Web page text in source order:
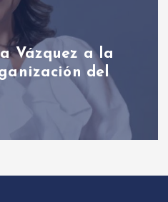
participa en
2036 con
crecimiento